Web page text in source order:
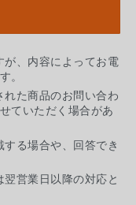
が、内容によってお電
。
れた商品のお問い合わ
ていただく場合があ
する場合や、回答でき
翌営業日以降の対応と